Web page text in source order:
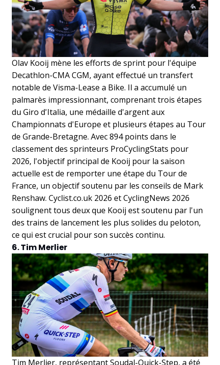
Olav Kooij mène les efforts de sprint pour l'équipe
Decathlon-CMA CGM, ayant effectué un transfert
notable de Visma-Lease a Bike. Il a accumulé un
palmarès impressionnant, comprenant trois étapes
du Giro d'Italia, une médaille d'argent aux
Championnats d'Europe et plusieurs étapes au Tour
de Grande-Bretagne. Avec 894 points dans le
classement des sprinteurs ProCyclingStats pour
2026, l'objectif principal de Kooij pour la saison
actuelle est de remporter une étape du Tour de
France, un objectif soutenu par les conseils de Mark
Renshaw. Cyclist.co.uk 2026 et CyclingNews 2026
soulignent tous deux que Kooij est soutenu par l'un
des trains de lancement les plus solides du peloton,
ce qui est crucial pour son succès continu.
6. Tim Merlier
Tim Merlier, représentant Soudal-Quick-Step, a été